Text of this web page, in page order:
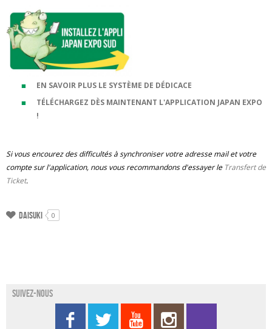
EN SAVOIR PLUS LE SYSTÈME DE DÉDICACE
TÉLÉCHARGEZ DÈS MAINTENANT L'APPLICATION JAPAN EXPO
!
Si vous encourez des difficultés à synchroniser votre adresse mail et votre
compte sur l'application, nous vous recommandons d'essayer le Transfert de
Ticket.
Daisuki 0
Suivez-nous